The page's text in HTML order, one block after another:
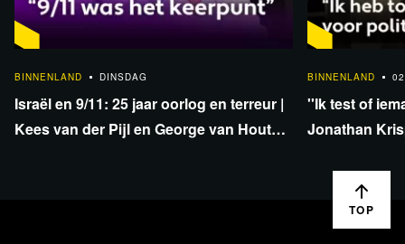
BINNENLAND
DINSDAG
Israël en 9/11: 25 jaar oorlog en terreur |
Kees van der Pijl en George van Houts -
BINNENLAND
''Ik test of
Jonathan
TOP